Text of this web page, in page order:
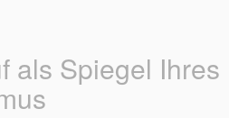
als Spiegel Ihres